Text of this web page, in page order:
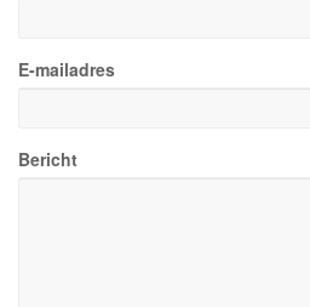
E-mailadres
Bericht